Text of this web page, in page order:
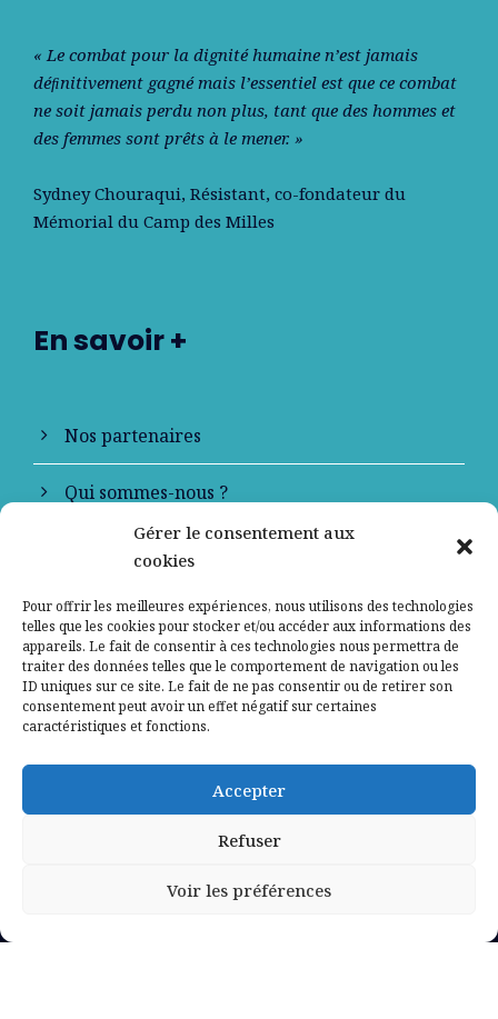
Gérer le consentement aux
cookies
Pour offrir les meilleures expériences, nous utilisons des technologies
telles que les cookies pour stocker et/ou accéder aux informations des
appareils. Le fait de consentir à ces technologies nous permettra de
traiter des données telles que le comportement de navigation ou les
ID uniques sur ce site. Le fait de ne pas consentir ou de retirer son
consentement peut avoir un effet négatif sur certaines
caractéristiques et fonctions.
Accepter
Refuser
Voir les préférences
« Le combat pour la dignité humaine n’est jamais
déﬁnitivement gagné mais l’essentiel est que ce combat
ne soit jamais perdu non plus, tant que des hommes et
des femmes sont prêts à le mener. »
Sydney Chouraqui, Résistant, co-fondateur du
Mémorial du Camp des Milles
En savoir +
Nos partenaires
Qui sommes-nous ?
Contactez-nous
Mentions légales
Politique de confidentialité